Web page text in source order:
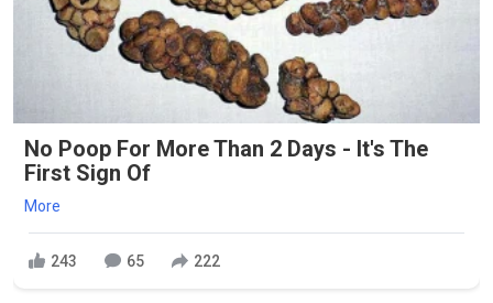
No Poop For More Than 2 Days - It's The
First Sign Of
More
243 65 222